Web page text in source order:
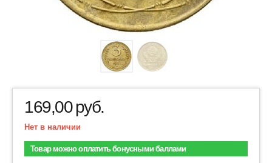
169,00руб.
Нет в наличии
Товар можно оплатить бонусными баллами